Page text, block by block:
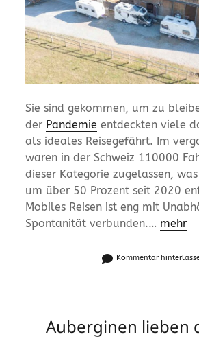
Sie sind gekommen, um zu
der Pandemie entdeckten viele
als ideales Reisegefährt. Im
waren in der Schweiz 110000
dieser Kategorie zugelassen,
um über 50 Prozent seit 2020
Mobiles Reisen ist eng mit
Spontanität verbunden.… mehr
Kommentar
Auberginen lieben